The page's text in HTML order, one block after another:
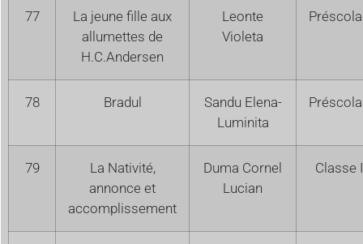
77
La jeune fille aux
allumettes de
H.C.Andersen
Leonte
Violeta
78 Bradul
Sandu Elena-
Luminita
79
La Nativité,
annonce et
accomplissement
Duma Cornel
Lucian
Classe